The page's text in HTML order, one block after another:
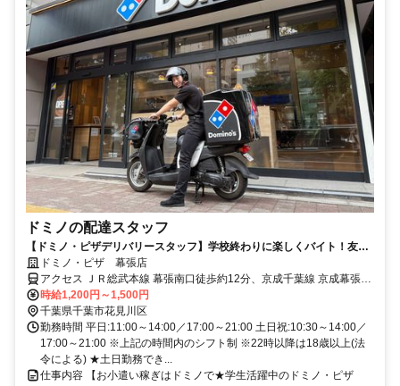
ドミノの配達スタッフ
【ドミノ・ピザデリバリースタッフ】学校終わりに楽しくバイト！友達
との応募◎
ドミノ・ピザ 幕張店
アクセス ＪＲ総武本線 幕張南口徒歩約12分、京成千葉線 京成幕張徒
歩約14分、ＪＲ京葉線 海浜幕張北口(公園口)徒歩約15分 中央・総武
各駅停車 幕張 徒歩10分
時給1,200円～1,500円
千葉県千葉市花見川区
勤務時間 平日:11:00～14:00／17:00～21:00 土日祝:10:30～14:00／
17:00～21:00 ※上記の時間内のシフト制 ※22時以降は18歳以上(法
令による) ★土日勤務でき...
仕事内容 【お小遣い稼ぎはドミノで★学生活躍中のドミノ・ピザ